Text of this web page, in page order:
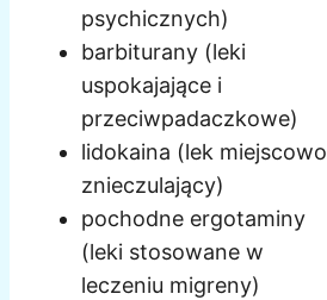
psychicznych)
barbiturany (leki
uspokajające i
przeciwpadaczkowe)
lidokaina (lek miejscowo
znieczulający)
pochodne ergotaminy
(leki stosowane w
leczeniu migreny)